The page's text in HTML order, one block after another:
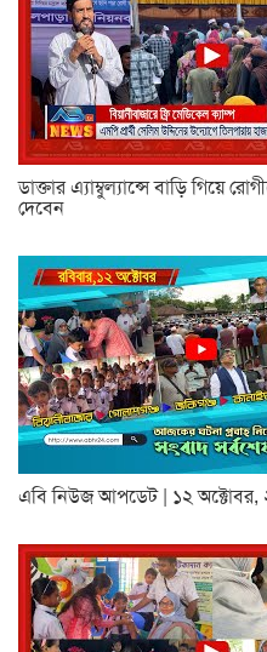
ডাক্তার এ্যাম্বুল্যান্সে বাড়ি গিয়ে
দেবেন
এবি নিউজ আপডেট | ১২ অক্টোবর,